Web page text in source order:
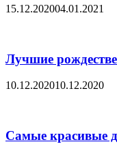
15.12.202004.01.2021
Лучшие
10.12.202010.12.2020
Самые красивые